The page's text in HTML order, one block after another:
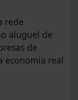
rede
aluguel de
de
economia real